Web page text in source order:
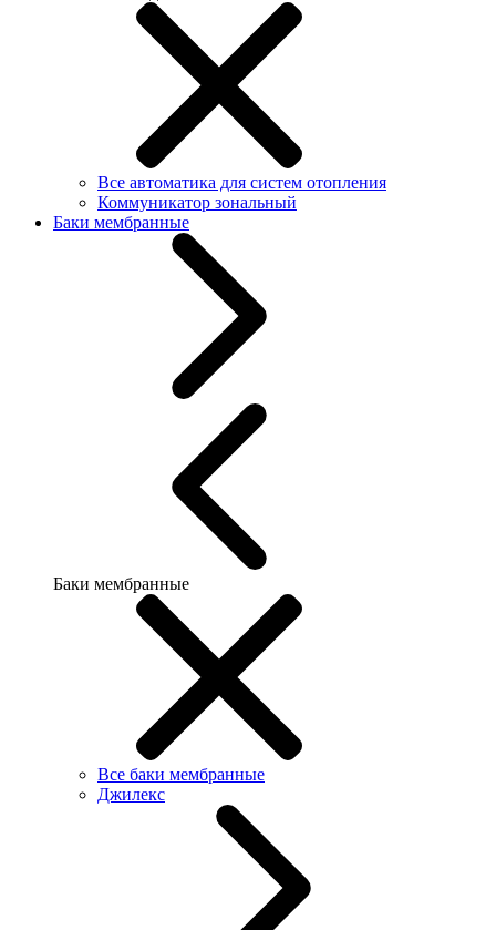
Все автоматика для систем отопления
Коммуникатор зональный
Баки мембранные
Баки мембранные
Все баки мембранные
Джилекс